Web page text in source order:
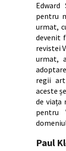
pentru
urmat,
devenit
revistei
urmat,
regii
aceste
de viața
pentru
Paul